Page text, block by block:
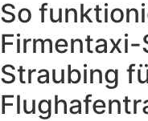
So
Straubing